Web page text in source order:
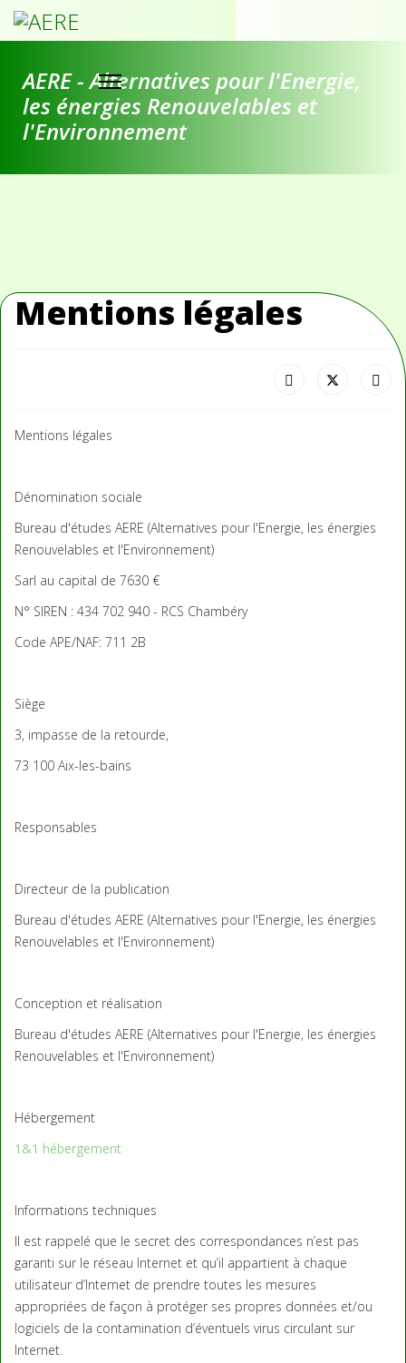
AERE - Alternatives pour l'Energie,
les énergies Renouvelables et
l'Environnement
Mentions légales
Mentions légales
Dénomination sociale
Bureau d'études AERE (Alternatives pour l'Energie, les énergies
Renouvelables et l'Environnement)
Sarl au capital de 7630 €
N° SIREN : 434 702 940 - RCS Chambéry
Code APE/NAF: 711 2B
Siège
3, impasse de la retourde,
73 100 Aix-les-bains
Responsables
Directeur de la publication
Bureau d'études AERE (Alternatives pour l'Energie, les énergies
Renouvelables et l'Environnement)
Conception et réalisation
Bureau d'études AERE (Alternatives pour l'Energie, les énergies
Renouvelables et l'Environnement)
Hébergement
1&1 hébergement
Informations techniques
Il est rappelé que le secret des correspondances n’est pas
garanti sur le réseau Internet et qu’il appartient à chaque
utilisateur d’Internet de prendre toutes les mesures
appropriées de façon à protéger ses propres données et/ou
logiciels de la contamination d’éventuels virus circulant sur
Internet.